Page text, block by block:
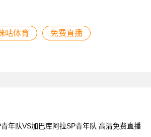
咕体育 免费直播
年队VS加巴库阿拉SP青年队 高清免费直播